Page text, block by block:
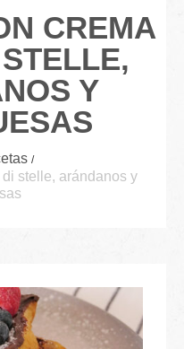
CREMA
Y
stelle, arándanos y